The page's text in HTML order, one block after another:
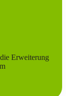
Erweiterung